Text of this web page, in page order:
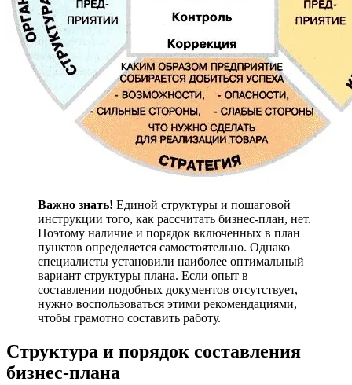
Важно знать! Единой структуры и пошаговой
инструкции того, как рассчитать бизнес-план, нет.
Поэтому наличие и порядок включенных в план
пунктов определяется самостоятельно. Однако
специалисты установили наиболее оптимальный
вариант структуры плана. Если опыт в
составлении подобных документов отсутствует,
нужно воспользоваться этими рекомендациями,
чтобы грамотно составить работу.
Структура и порядок составления
бизнес-плана